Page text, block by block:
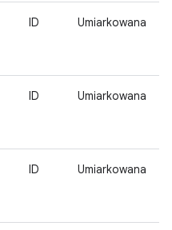
ID Umiarkowana
ID Umiarkowana
ID Umiarkowana